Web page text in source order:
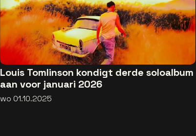
Louis Tomlinson kondigt derde soloalbum
aan voor januari 2026
wo 01.10.2025